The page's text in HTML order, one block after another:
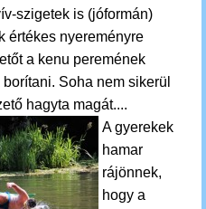
szigetek is (jóformán)
értékes nyereményre
a kenu peremének
Soha nem sikerül
hagyta magát....
A gyerekek
hamar
rájönnek,
hogy a